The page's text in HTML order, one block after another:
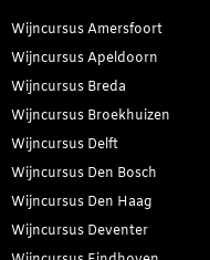
Wijncursus Amersfoort
Wijncursus Apeldoorn
Wijncursus Breda
Wijncursus Broekhuizen
Wijncursus Delft
Wijncursus Den Bosch
Wijncursus Den Haag
Wijncursus Deventer